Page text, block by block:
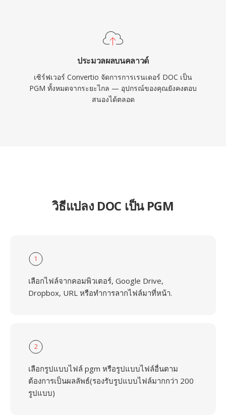
ประมวลผลบนคลาวด์
เซิร์ฟเวอร์ Convertio จัดการการเรนเดอร์ DOC เป็น
PGM ทั้งหมดจากระยะไกล — อุปกรณ์ของคุณยังคงตอบ
สนองได้ตลอด
วิธีแปลง DOC เป็น PGM
1
เลือกไฟล์จากคอมพิวเตอร์, Google Drive,
Dropbox, URL หรือทำการลากไฟล์มาที่หน้า.
2
เลือกรูปแบบไฟล์ pgm หรือรูปแบบไฟล์อื่นตาม
ต้องการเป็นผลลัพธ์(รองรับรูปแบบไฟล์มากกว่า 200
รูปแบบ)